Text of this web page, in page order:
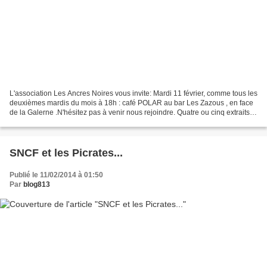
L'association Les Ancres Noires vous invite: Mardi 11 février, comme tous les
deuxièmes mardis du mois à 18h : café POLAR au bar Les Zazous , en face
de la Galerne .N'hésitez pas à venir nous rejoindre. Quatre ou cinq extraits
SNCF et les Picrates...
Publié le 11/02/2014 à 01:50
Par blog813